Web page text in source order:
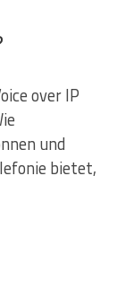
over IP
und
bietet,